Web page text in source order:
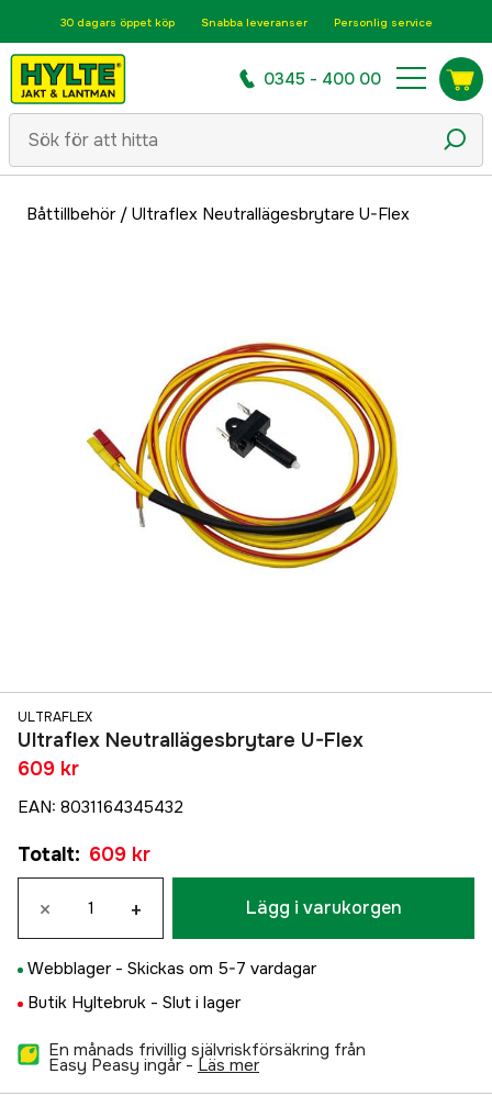
30 dagars öppet köp Snabba leveranser Personlig service
0345 - 400 00
Båttillbehör/ Ultraflex Neutrallägesbrytare U-Flex
ULTRAFLEX
Ultraflex Neutrallägesbrytare U-Flex
609 kr
EAN: 8031164345432
Totalt: 609 kr
× + Lägg i varukorgen
Webblager - Skickas om 5-7 vardagar
Butik Hyltebruk - Slut i lager
En månads frivillig självriskförsäkring från
Easy Peasy ingår - läs mer